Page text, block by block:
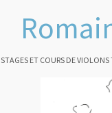
STAGES ET COURS DE VIOLONS